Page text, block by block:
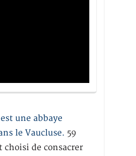
une abbaye
le Vaucluse. 59
choisi de consacrer